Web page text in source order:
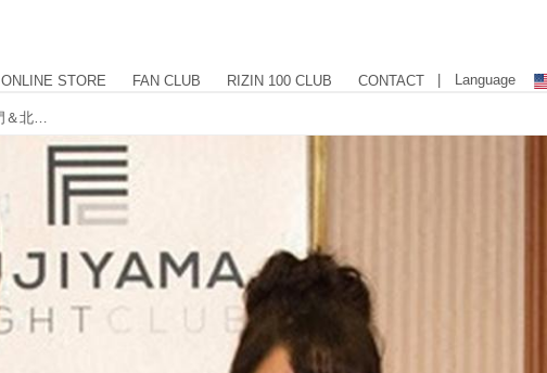
ONLINE STORE FAN CLUB RIZIN 100 CLUB CONTACT | Language